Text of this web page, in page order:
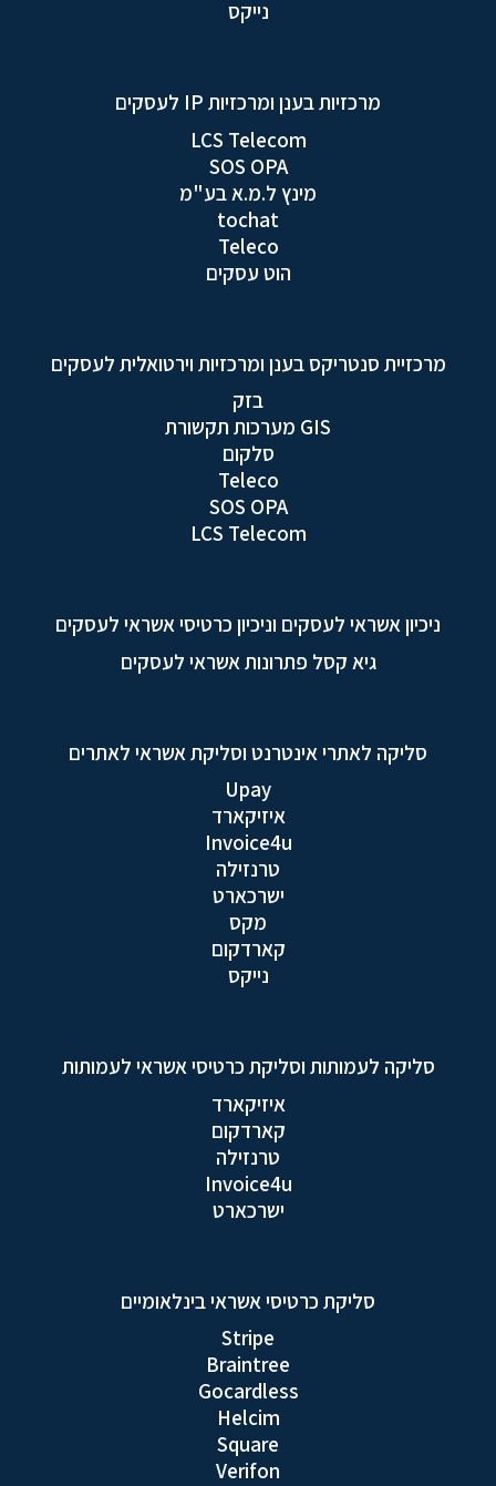
נייקס
מרכזיות בענן ומרכזיות IP לעסקים
LCS Telecom
SOS OPA
מינץ ל.מ.א בע"מ
tochat
Teleco
הוט עסקים
מרכזיית סנטריקס בענן ומרכזיות וירטואלית לעסקים
בזק
GIS מערכות תקשורת
סלקום
Teleco
SOS OPA
LCS Telecom
ניכיון אשראי לעסקים וניכיון כרטיסי אשראי לעסקים
גיא קסל פתרונות אשראי לעסקים
סליקה לאתרי אינטרנט וסליקת אשראי לאתרים
Upay
איזיקארד
Invoice4u
טרנזילה
ישרכארט
מקס
קארדקום
נייקס
סליקה לעמותות וסליקת כרטיסי אשראי לעמותות
איזיקארד
קארדקום
טרנזילה
Invoice4u
ישרכארט
סליקת כרטיסי אשראי בינלאומיים
Stripe
Braintree
Gocardless
Helcim
Square
Verifon